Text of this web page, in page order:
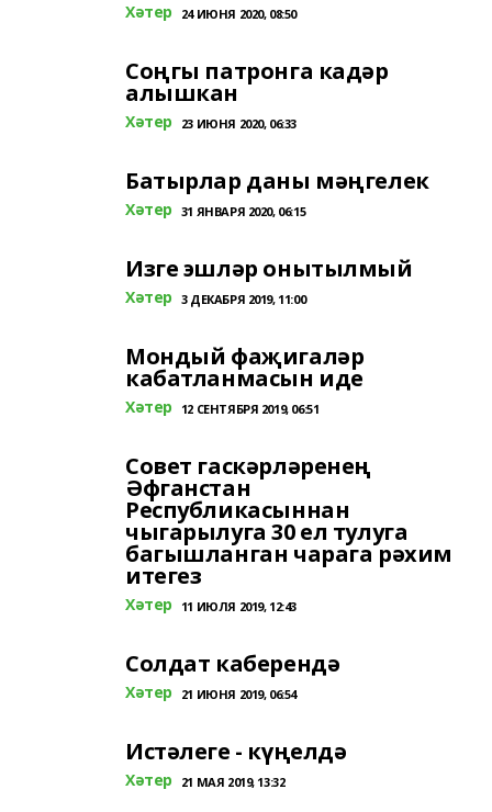
Хәтер 24 ИЮНЯ 2020, 08:50
Соңгы патронга кадәр
алышкан
Хәтер 23 ИЮНЯ 2020, 06:33
Батырлар даны мәңгелек
Хәтер 31 ЯНВАРЯ 2020, 06:15
Изге эшләр онытылмый
Хәтер 3 ДЕКАБРЯ 2019, 11:00
Мондый фаҗигаләр
кабатланмасын иде
Хәтер 12 СЕНТЯБРЯ 2019, 06:51
Совет гаскәрләренең
Әфганстан
Республикасыннан
чыгарылуга 30 ел тулуга
багышланган чарага рәхим
итегез
Хәтер 11 ИЮЛЯ 2019, 12:43
Солдат каберендә
Хәтер 21 ИЮНЯ 2019, 06:54
Истәлеге - күңелдә
Хәтер 21 МАЯ 2019, 13:32